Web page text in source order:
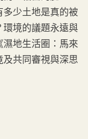
多少土地是真的被
環境的議題永遠與
地生活圈：馬來
及共同審視與深思